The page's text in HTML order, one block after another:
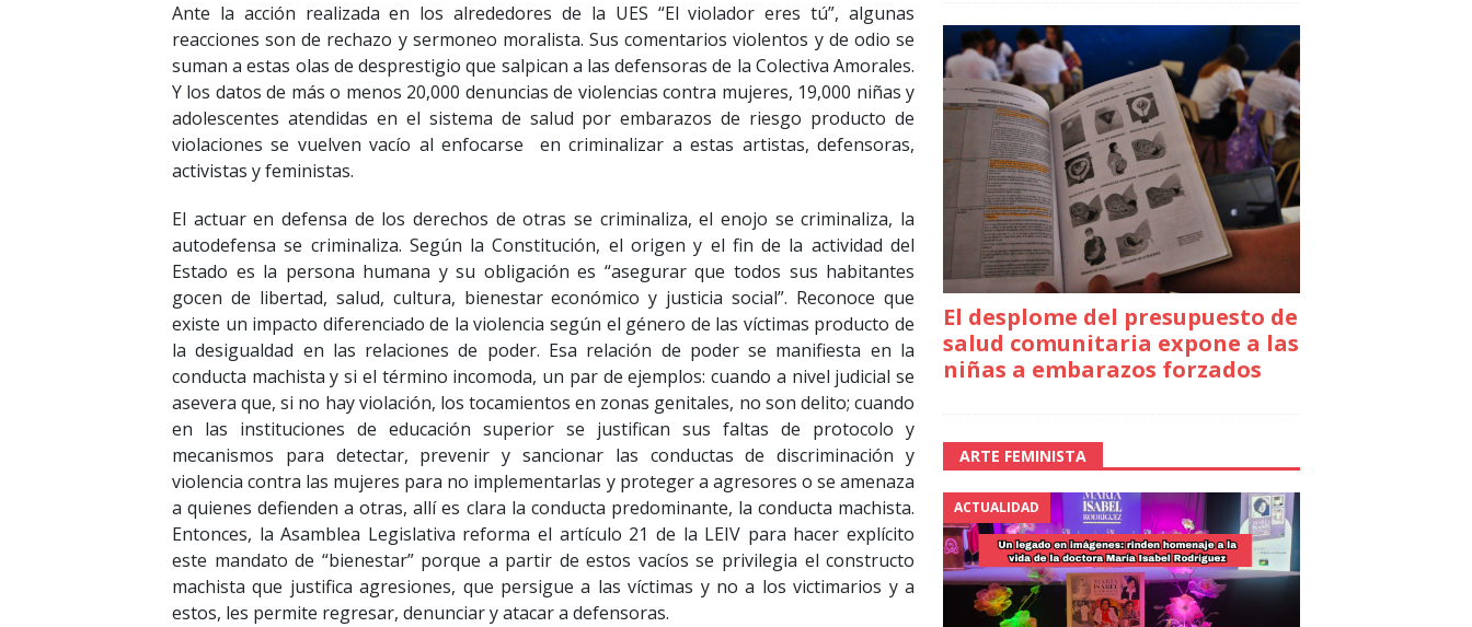
Ante la acción realizada en los alrededores de la UES “El violador eres tú”, algunas
reacciones son de rechazo y sermoneo moralista. Sus comentarios violentos y de odio se
suman a estas olas de desprestigio que salpican a las defensoras de la Colectiva Amorales.
Y los datos de más o menos 20,000 denuncias de violencias contra mujeres, 19,000 niñas y
adolescentes atendidas en el sistema de salud por embarazos de riesgo producto de
violaciones se vuelven vacío al enfocarse en criminalizar a estas artistas, defensoras,
activistas y feministas.
El actuar en defensa de los derechos de otras se criminaliza, el enojo se criminaliza, la
autodefensa se criminaliza. Según la Constitución, el origen y el fin de la actividad del
Estado es la persona humana y su obligación es “asegurar que todos sus habitantes
gocen de libertad, salud, cultura, bienestar económico y justicia social”. Reconoce que
existe un impacto diferenciado de la violencia según el género de las víctimas producto de
la desigualdad en las relaciones de poder. Esa relación de poder se manifiesta en la
conducta machista y si el término incomoda, un par de ejemplos: cuando a nivel judicial se
asevera que, si no hay violación, los tocamientos en zonas genitales, no son delito; cuando
en las instituciones de educación superior se justifican sus faltas de protocolo y
mecanismos para detectar, prevenir y sancionar las conductas de discriminación y
violencia contra las mujeres para no implementarlas y proteger a agresores o se amenaza
a quienes defienden a otras, allí es clara la conducta predominante, la conducta machista.
Entonces, la Asamblea Legislativa reforma el artículo 21 de la LEIV para hacer explícito
este mandato de “bienestar” porque a partir de estos vacíos se privilegia el constructo
machista que justifica agresiones, que persigue a las víctimas y no a los victimarios y a
estos, les permite regresar, denunciar y atacar a defensoras.
El desplome del presupuesto de
salud comunitaria expone a las
niñas a embarazos forzados
ARTE FEMINISTA
ACTUALIDAD